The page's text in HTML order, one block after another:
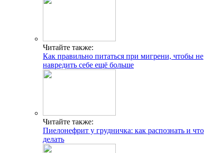
Читайте также:
Как правильно питаться при мигрени, чтобы не
навредить себе ещё больше
Читайте также:
Пиелонефрит у грудничка: как распознать и что
делать